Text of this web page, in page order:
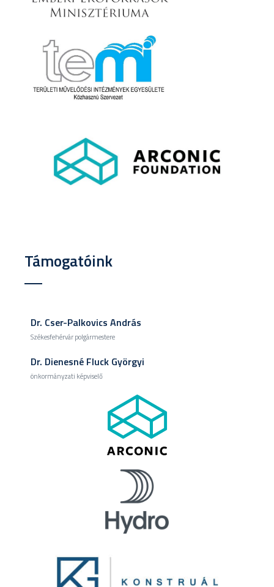
Támogatóink
Dr. Cser-Palkovics András
Székesfehérvár polgármestere
Dr. Dienesné Fluck Györgyi
önkormányzati képviselő